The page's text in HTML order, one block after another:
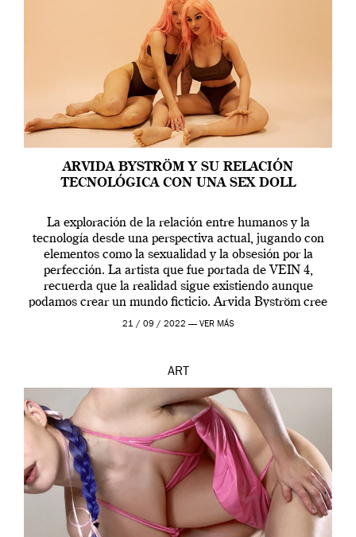
ARVIDA BYSTRÖM Y SU RELACIÓN
TECNOLÓGICA CON UNA SEX DOLL
La exploración de la relación entre humanos y la
tecnología desde una perspectiva actual, jugando con
elementos como la sexualidad y la obsesión por la
perfección. La artista que fue portada de VEIN 4,
recuerda que la realidad sigue existiendo aunque
podamos crear un mundo ficticio. Arvida Byström cree
que los humanos tienen un complejo […]
21 / 09 / 2022 — VER MÁS
ART